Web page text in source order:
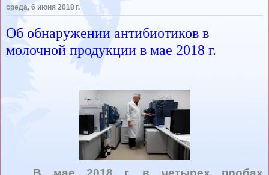
среда, 6 июня 2018 г.
Об обнаружении антибиотиков в
молочной продукции в мае 2018 г.